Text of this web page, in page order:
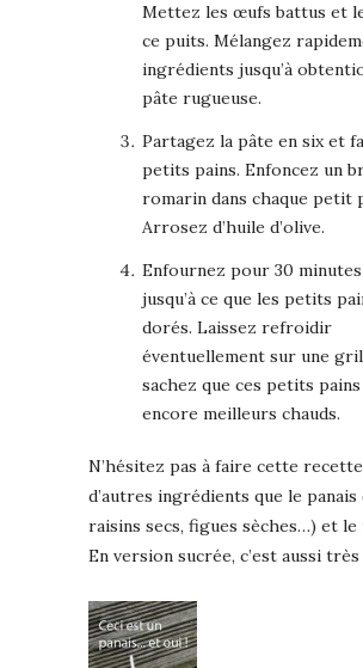
Mettez les œufs battus et
ce puits. Mélangez
ingrédients jusqu’à
pâte rugueuse.
Partagez la pâte en six et
petits pains. Enfoncez un
romarin dans chaque petit
Arrosez d’huile d’olive.
Enfournez pour 30
jusqu’à ce que les petits
dorés. Laissez refroidir
éventuellement sur une
sachez que ces petits
encore meilleurs chauds.
N’hésitez pas à faire cette
d’autres ingrédients que le panais
raisins secs, figues sèches…) et le
En version sucrée, c’est aussi très